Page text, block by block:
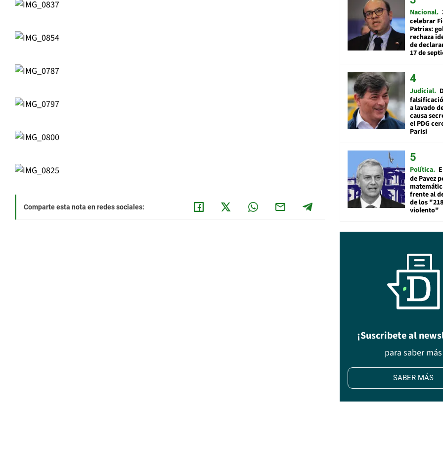
Comparte esta nota en redes sociales:
Nacional
celebrar
Patrias:
rechaza
de
17 de
Judicial
a lavado
causa
el PDG
Parisi
Política
de Pavez
frente al
de los
violento"
¡Suscribete al
para saber más
SABER MÁS